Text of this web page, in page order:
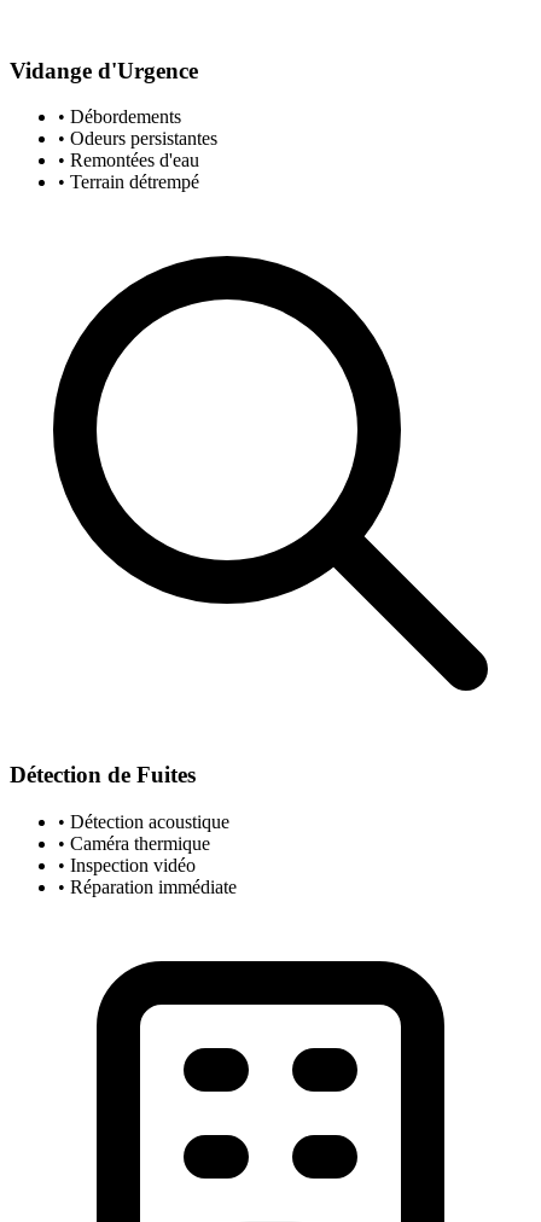
Vidange d'Urgence
• Débordements
• Odeurs persistantes
• Remontées d'eau
• Terrain détrempé
Détection de Fuites
• Détection acoustique
• Caméra thermique
• Inspection vidéo
• Réparation immédiate